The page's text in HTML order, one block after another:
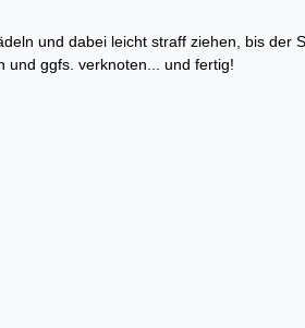
und dabei leicht straff ziehen, bis der
und ggfs. verknoten... und fertig!